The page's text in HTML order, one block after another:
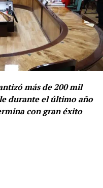
más de 200 mil
durante el último año
con gran éxito